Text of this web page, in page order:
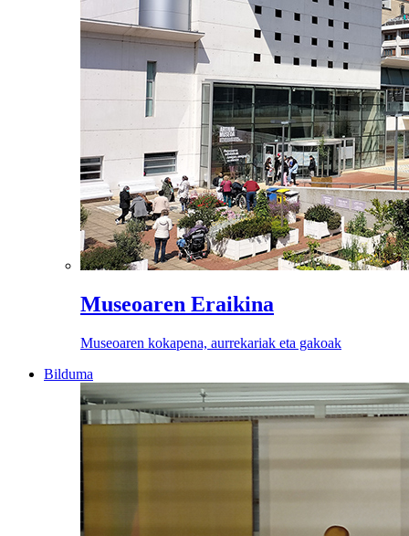
Museoaren Eraikina
Museoaren kokapena, aurrekariak eta gakoak
Bilduma